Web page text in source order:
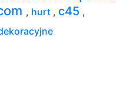
, hurt , c45 ,